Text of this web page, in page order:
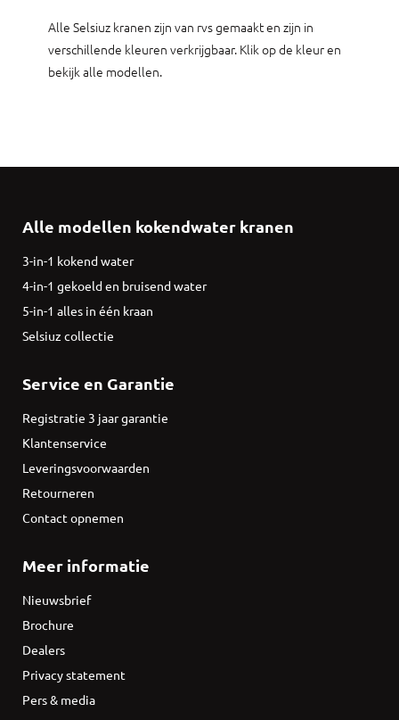
Alle Selsiuz kranen zijn van rvs gemaakt en zijn in
verschillende kleuren verkrijgbaar. Klik op de kleur en
bekijk alle modellen.
Alle modellen kokendwater kranen
3-in-1 kokend water
4-in-1 gekoeld en bruisend water
5-in-1 alles in één kraan
Selsiuz collectie
Service en Garantie
Registratie 3 jaar garantie
Klantenservice
Leveringsvoorwaarden
Retourneren
Contact opnemen
Meer informatie
Nieuwsbrief
Brochure
Dealers
Privacy statement
Pers & media